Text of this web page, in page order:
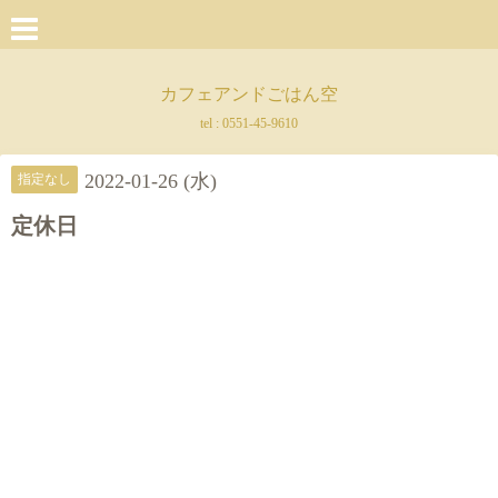
カフェアンドごはん空
tel : 0551-45-9610
指定なし 2022-01-26 (水)
定休日